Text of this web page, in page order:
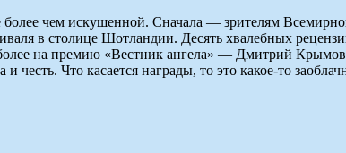
чем искушенной. Сначала — зрителям
в столице Шотландии. Десять хвалебных
на премию «Вестник ангела» — Дмитрий Крымов,
Что касается награды, то это какое-то